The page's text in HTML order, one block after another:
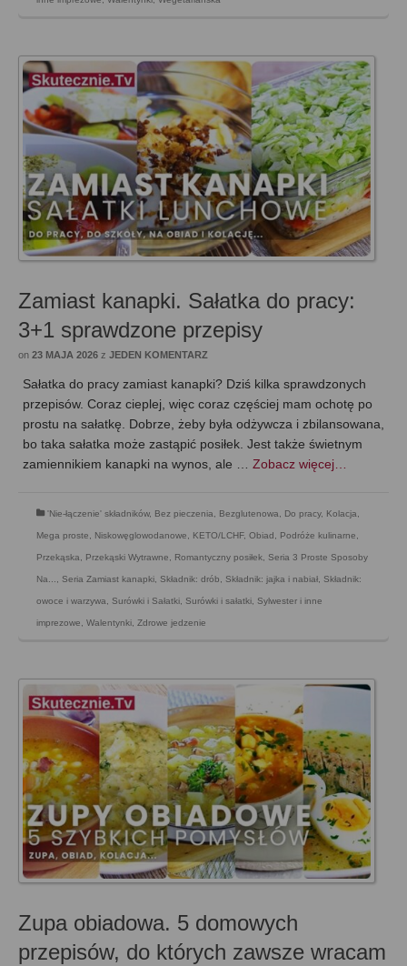
Zamiast kanapki. Sałatka do pracy:
3+1 sprawdzone przepisy
on 23 MAJA 2026 z JEDEN KOMENTARZ
Sałatka do pracy zamiast kanapki? Dziś kilka sprawdzonych
przepisów. Coraz cieplej, więc coraz częściej mam ochotę po
prostu na sałatkę. Dobrze, żeby była odżywcza i zbilansowana,
bo taka sałatka może zastąpić posiłek. Jest także świetnym
zamiennikiem kanapki na wynos, ale … Zobacz więcej…
'Nie-łączenie' składników, Bez pieczenia Bezglutenowa Do pracy, Kolacja
Mega proste Niskowęglowodanowe, KETO/LCHF, Obiad Podróże kulinarne
Przekąska Przekąski Wytrawne Romantyczny posiłek Seria 3 Proste Sposoby
Na... Seria Zamiast kanapki Składnik: drób Składnik: jajka i nabiał Składnik:
owoce i warzywa Surówki i Sałatki Surówki i sałatki Sylwester i inne
imprezowe Walentynki Zdrowe jedzenie
Zupa obiadowa. 5 domowych
przepisów, do których zawsze wracam